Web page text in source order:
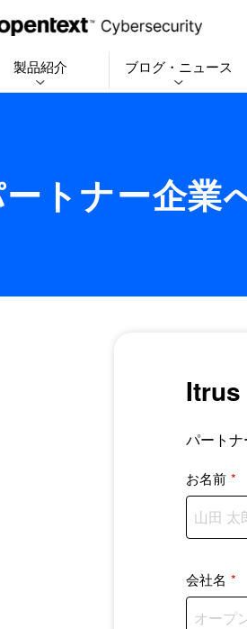
製品紹介 ブログ・ニュース
トナー企業
Itrus
パートナ
お名前 *
会社名 *